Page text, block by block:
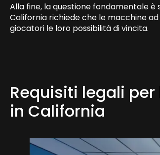
Alla fine, la questione fondamentale
California richiede che le macchine
giocatori le loro possibilità di vincita.
Requisiti legali
in California